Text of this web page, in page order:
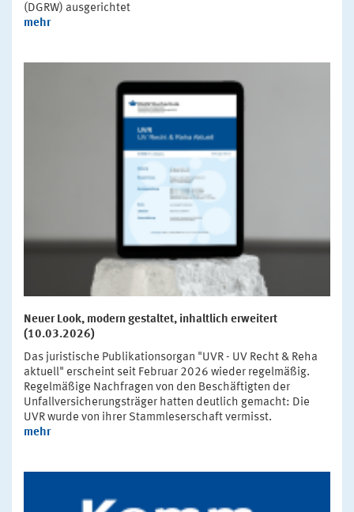
(DGRW) ausgerichtet
mehr
Neuer Look, modern gestaltet, inhaltlich erweitert
(10.03.2026)
Das juristische Publikationsorgan "UVR - UV Recht & Reha
aktuell" erscheint seit Februar 2026 wieder regelmäßig.
Regelmäßige Nachfragen von den Beschäftigten der
Unfallversicherungsträger hatten deutlich gemacht: Die
UVR wurde von ihrer Stammleserschaft vermisst.
mehr